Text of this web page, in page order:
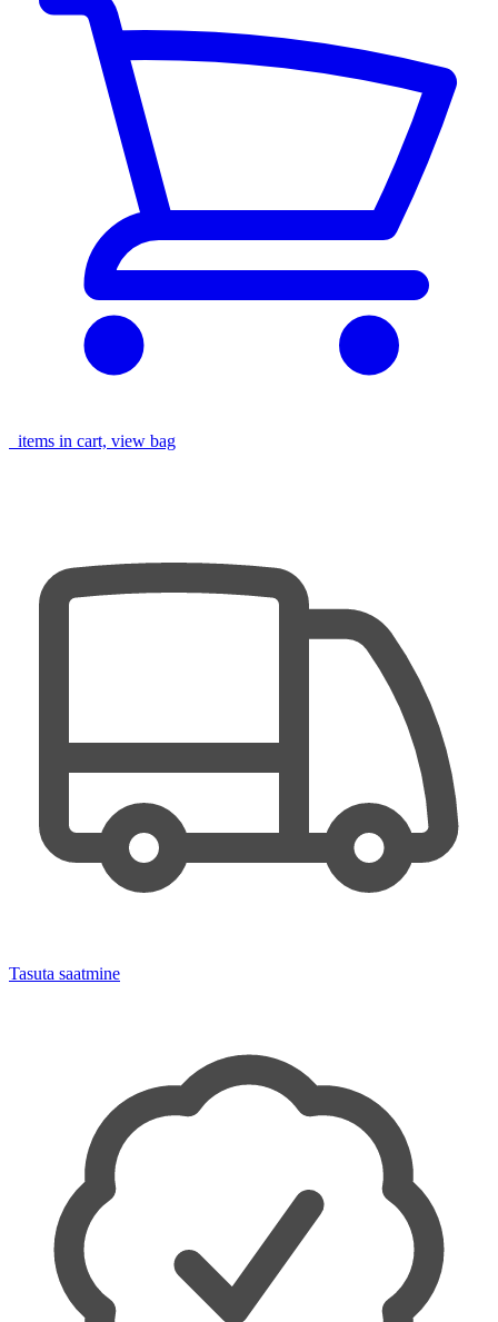
items in cart, view bag
Tasuta saatmine